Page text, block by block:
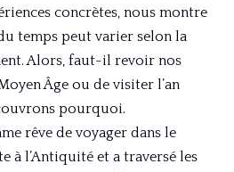
concrètes, nous montre
temps peut varier selon la
Alors, faut-il revoir nos
Âge ou de visiter l’an
pourquoi.
rêve de voyager dans le
à l’Antiquité et a traversé les